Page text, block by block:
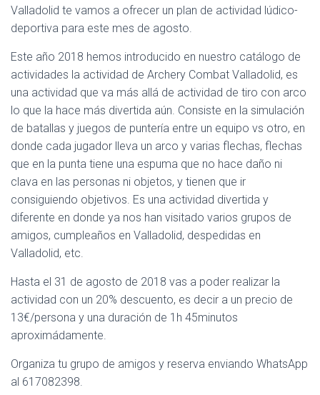
Valladolid te vamos a ofrecer un plan de actividad lúdico-
deportiva para este mes de agosto.
Este año 2018 hemos introducido en nuestro catálogo de
actividades la actividad de Archery Combat Valladolid, es
una actividad que va más allá de actividad de tiro con arco
lo que la hace más divertida aún. Consiste en la simulación
de batallas y juegos de puntería entre un equipo vs otro, en
donde cada jugador lleva un arco y varias flechas, flechas
que en la punta tiene una espuma que no hace daño ni
clava en las personas ni objetos, y tienen que ir
consiguiendo objetivos. Es una actividad divertida y
diferente en donde ya nos han visitado varios grupos de
amigos, cumpleaños en Valladolid, despedidas en
Valladolid, etc.
Hasta el 31 de agosto de 2018 vas a poder realizar la
actividad con un 20% descuento, es decir a un precio de
13€/persona y una duración de 1h 45minutos
aproximádamente.
Organiza tu grupo de amigos y reserva enviando WhatsApp
al 617082398.